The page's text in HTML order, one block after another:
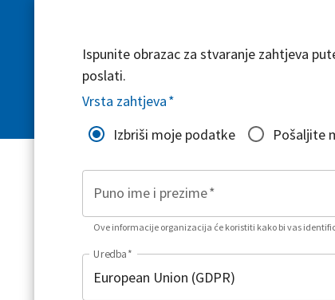
Ispunite obrazac za stvaranje zahtjeva
poslati.
Vrsta zahtjeva*
Izbriši moje podatke
Pošaljite
Puno ime i prezime*
Ove informacije organizacija će koristiti kako bi vas
Uredba*